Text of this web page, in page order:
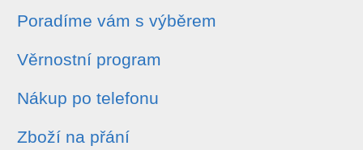
Poradíme vám s výběrem
Věrnostní program
Nákup po telefonu
Zboží na přání